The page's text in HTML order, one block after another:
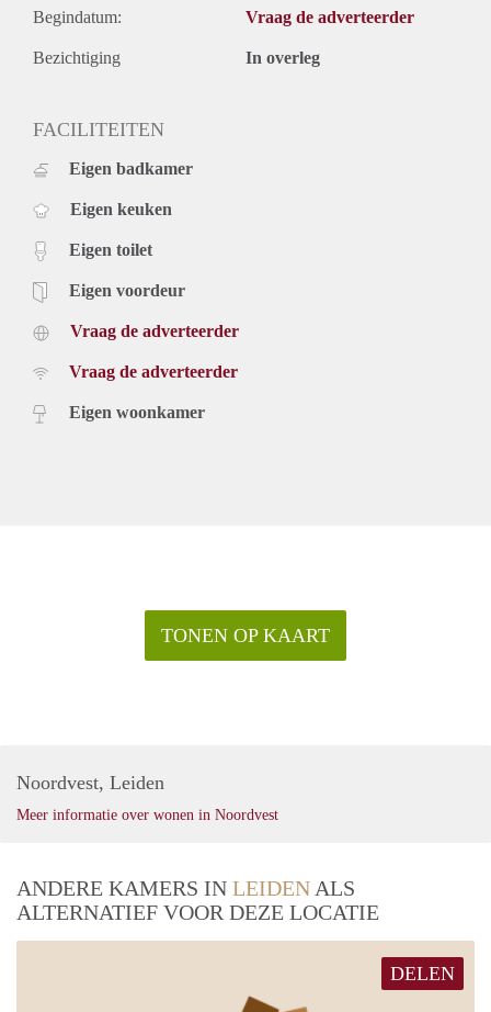
Begindatum: Vraag de adverteerder
Bezichtiging In overleg
FACILITEITEN
Eigen badkamer
Eigen keuken
Eigen toilet
Eigen voordeur
Vraag de adverteerder
Vraag de adverteerder
Eigen woonkamer
TONEN OP KAART
Noordvest, Leiden
Meer informatie over wonen in Noordvest
ANDERE KAMERS IN LEIDEN ALS
ALTERNATIEF VOOR DEZE LOCATIE
DELEN